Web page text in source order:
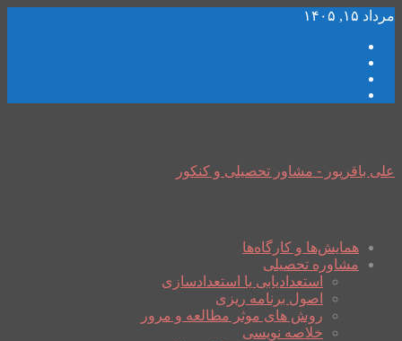
مرداد ۱۵, ۱۴۰۵
علی باقرپور - مشاور تحصیلی و کنکور
همایش‌ها و کارگاه‌ها
مشاوره تحصیلی
استعدادیابی یا استعدادسازی
اصول برنامه ریزی
روش های موثر مطالعه و مرور
خلاصه نویسی